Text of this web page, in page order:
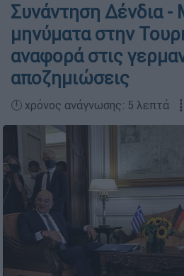
Συνάντηση Δένδια
μηνύματα στην
αναφορά στις
αποζημιώσεις
🕛 χρόνος ανάγνωσης: 5 λεπτά ┋